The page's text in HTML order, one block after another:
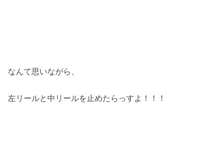
なんて思いながら、
左リールと中リールを止めたらっすよ！！！